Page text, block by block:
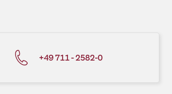
+49 711 - 2582-0